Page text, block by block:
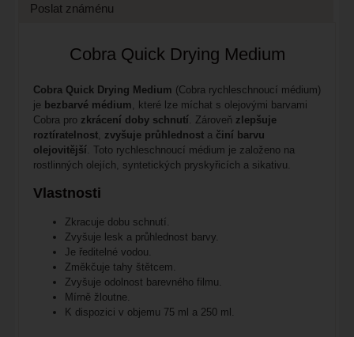
Poslat známénu
Cobra Quick Drying Medium
Cobra Quick Drying Medium (Cobra rychleschnoucí médium)
je bezbarvé médium , které lze míchat s olejovými barvami
Cobra pro zkrácení doby schnutí. Zároveň zlepšuje
roztíratelnost, zvyšuje průhlednosta činí barvu
olejovitější. Toto rychleschnoucí médium je založeno na
rostlinných olejích, syntetických pryskyřicích a sikativu.
Vlastnosti
Zkracuje dobu schnutí.
Zvyšuje lesk a průhlednost barvy.
Je ředitelné vodou.
Změkčuje tahy štětcem.
Zvyšuje odolnost barevného filmu.
Mírně žloutne.
K dispozici v objemu 75 ml a 250 ml.